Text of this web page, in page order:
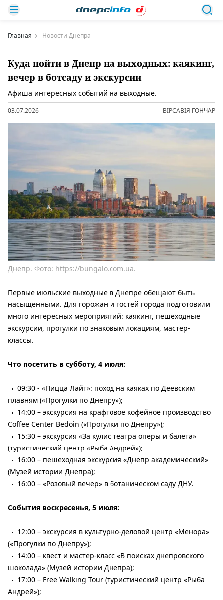
Главная Новости Днепра
Куда пойти в Днепр на выходных: каякинг,
вечер в ботсаду и экскурсии
Афиша интересных событий на выходные.
03.07.2026 ВІРСАВІЯ ГОНЧАР
Днепр. Фото: https://bungalo.com.ua.
Первые июльские выходные в Днепре обещают быть
насыщенными. Для горожан и гостей города подготовили
много интересных мероприятий: каякинг, пешеходные
экскурсии, прогулки по знаковым локациям, мастер-
классы.
Что посетить в субботу, 4 июля:
09:30 - «Пицца Лайт»: поход на каяках по Деевским
плавням («Прогулки по Днепру»);
14:00 – экскурсия на крафтовое кофейное производство
Coffee Center Bedoin («Прогулки по Днепру»);
15:30 – экскурсия «За кулис театра оперы и балета»
(туристический центр «Рыба Андрей»);
16:00 – пешеходная экскурсия «Днепр академический»
(Музей истории Днепра);
16:00 – «Розовый вечер» в ботаническом саду ДНУ.
События воскресенья, 5 июля:
12:00 – экскурсия в культурно-деловой центр «Менора»
(«Прогулки по Днепру»);
14:00 – квест и мастер-класс «В поисках днепровского
шоколада» (Музей истории Днепра);
17:00 – Free Walking Tour (туристический центр «Рыба
Андрей»);